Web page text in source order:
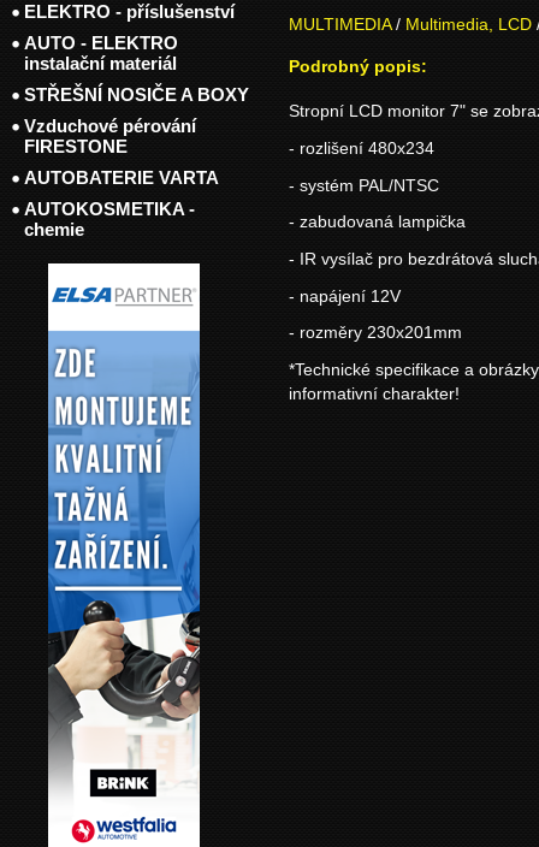
MULTIMEDIA/ Multimedia, LCD
Podrobný popis:
Stropní LCD monitor 7" se
- rozlišení 480x234
- systém PAL/NTSC
- zabudovaná lampička
- IR vysílač pro bezdrátová
- napájení 12V
- rozměry 230x201mm
*Technické specifikace a
informativní charakter!
ELEKTRO - příslušenství
AUTO - ELEKTRO
instalační materiál
STŘEŠNÍ NOSIČE A BOXY
Vzduchové pérování
FIRESTONE
AUTOBATERIE VARTA
AUTOKOSMETIKA -
chemie